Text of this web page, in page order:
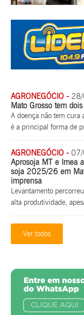
AGRONEGÓCIO -28/
Mato Grosso tem
A doença não tem cura
é a principal forma de
AGRONEGÓCIO -07/
Aprosoja MT e Imea
soja 2025/26 em
imprensa
Levantamento
alta produtividade,
Ver todos